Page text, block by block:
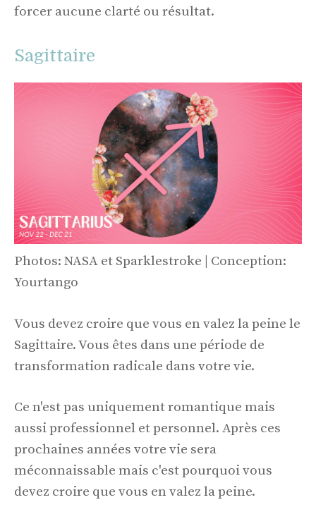
forcer aucune clarté ou résultat.
Sagittaire
Photos: NASA et Sparklestroke | Conception:
Yourtango
Vous devez croire que vous en valez la peine le
Sagittaire. Vous êtes dans une période de
transformation radicale dans votre vie.
Ce n'est pas uniquement romantique mais
aussi professionnel et personnel. Après ces
prochaines années votre vie sera
méconnaissable mais c'est pourquoi vous
devez croire que vous en valez la peine.